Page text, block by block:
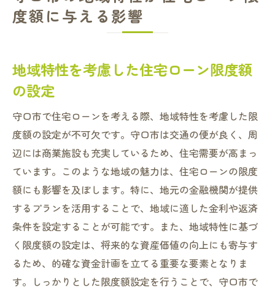
度額に与える影響
地域特性を考慮した住宅ローン限度額
の設定
守口市で住宅ローンを考える際、地域特性を考慮した限
度額の設定が不可欠です。守口市は交通の便が良く、周
辺には商業施設も充実しているため、住宅需要が高まっ
ています。このような地域の魅力は、住宅ローンの限度
額にも影響を及ぼします。特に、地元の金融機関が提供
するプランを活用することで、地域に適した金利や返済
条件を設定することが可能です。また、地域特性に基づ
く限度額の設定は、将来的な資産価値の向上にも寄与す
るため、的確な資金計画を立てる重要な要素となりま
す。しっかりとした限度額設定を行うことで、守口市で